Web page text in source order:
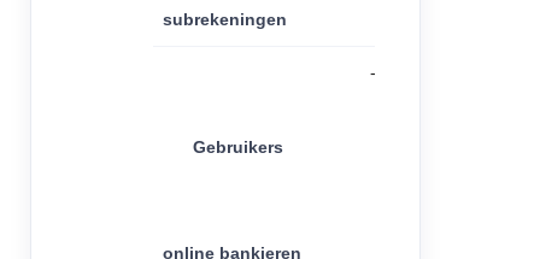
subrekeningen
Gebruikers
online bankieren
-